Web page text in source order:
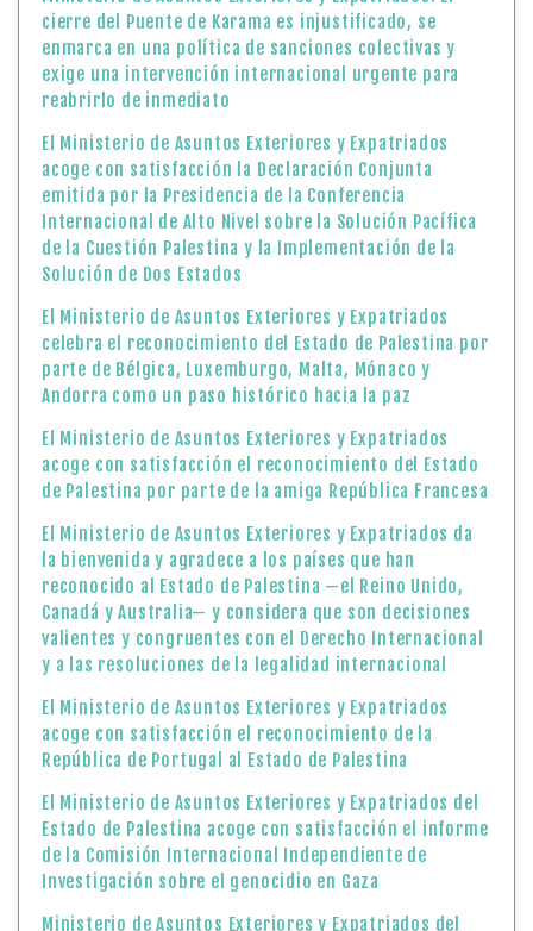
Internacional de Alto Nivel sobre la Solución Pacífica
de la Cuestión Palestina y la Implementación de la
Solución de Dos Estados
El Ministerio de Asuntos Exteriores y Expatriados
celebra el reconocimiento del Estado de Palestina por
parte de Bélgica, Luxemburgo, Malta, Mónaco y
Andorra como un paso histórico hacia la paz
El Ministerio de Asuntos Exteriores y Expatriados
acoge con satisfacción el reconocimiento del Estado
de Palestina por parte de la amiga República Francesa
El Ministerio de Asuntos Exteriores y Expatriados da
la bienvenida y agradece a los países que han
reconocido al Estado de Palestina —el Reino Unido,
Canadá y Australia— y considera que son decisiones
valientes y congruentes con el Derecho Internacional
y a las resoluciones de la legalidad internacional
El Ministerio de Asuntos Exteriores y Expatriados
acoge con satisfacción el reconocimiento de la
República de Portugal al Estado de Palestina
El Ministerio de Asuntos Exteriores y Expatriados del
Estado de Palestina acoge con satisfacción el informe
de la Comisión Internacional Independiente de
Investigación sobre el genocidio en Gaza
Ministerio de Asuntos Exteriores y Expatriados del
Estado de Palestina
13 de septiembre: firma de los Acuerdos de Oslo
Ministerio de Asuntos Exteriores y Expatriados del